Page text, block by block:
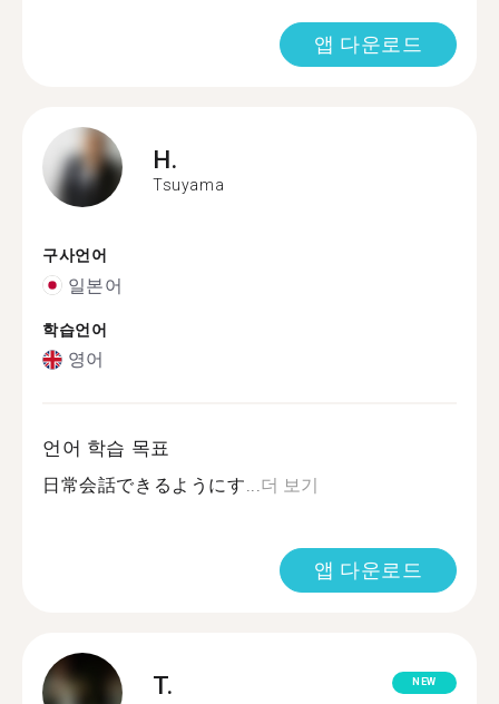
앱 다운로드
H.
Tsuyama
구사언어
일본어
학습언어
영어
언어 학습 목표
日常会話できるようにす...더 보기
앱 다운로드
T. NEW